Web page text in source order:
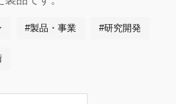
#製品・事業 #研究開発